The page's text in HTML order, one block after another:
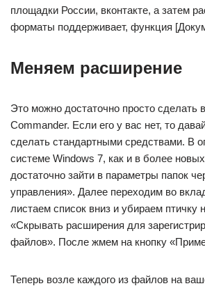
площадки России, вконтакте, а затем
форматы поддерживает, функция
Меняем расширение
Это можно достаточно просто сделать
Commander. Если его у вас нет, то
сделать стандартными средствами. В
системе Windows 7, как и в более
достаточно зайти в параметры папок
управления». Далее переходим во
листаем список вниз и убираем птичку
«Скрывать расширения для
файлов». После жмем на кнопку
Теперь возле каждого из файлов на